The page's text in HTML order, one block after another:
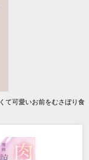
て可愛いお前をむさぼり食